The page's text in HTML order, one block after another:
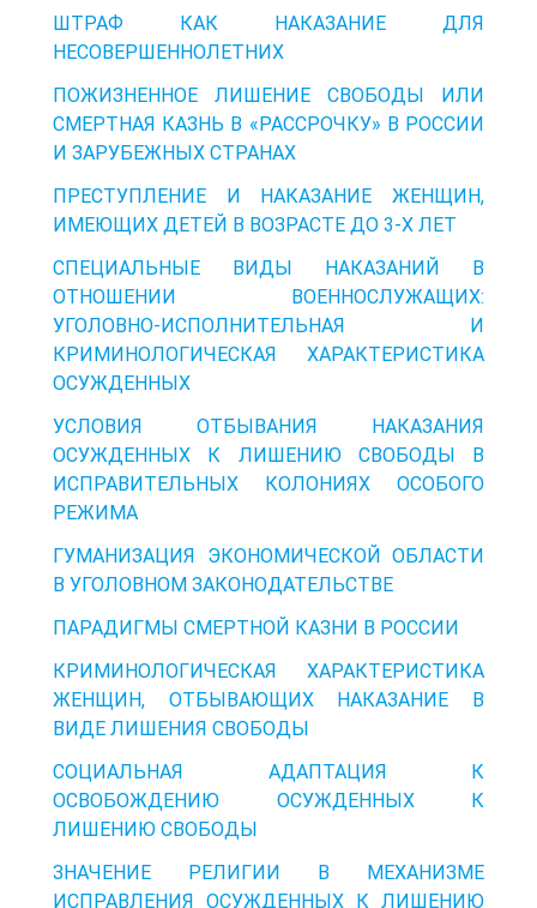
ШТРАФ КАК НАКАЗАНИЕ ДЛЯ
НЕСОВЕРШЕННОЛЕТНИХ
ПОЖИЗНЕННОЕ ЛИШЕНИЕ СВОБОДЫ ИЛИ
СМЕРТНАЯ КАЗНЬ В «РАССРОЧКУ» В РОССИИ
И ЗАРУБЕЖНЫХ СТРАНАХ
ПРЕСТУПЛЕНИЕ И НАКАЗАНИЕ ЖЕНЩИН,
ИМЕЮЩИХ ДЕТЕЙ В ВОЗРАСТЕ ДО 3-Х ЛЕТ
СПЕЦИАЛЬНЫЕ ВИДЫ НАКАЗАНИЙ В
ОТНОШЕНИИ ВОЕННОСЛУЖАЩИХ:
УГОЛОВНО-ИСПОЛНИТЕЛЬНАЯ И
КРИМИНОЛОГИЧЕСКАЯ ХАРАКТЕРИСТИКА
ОСУЖДЕННЫХ
УСЛОВИЯ ОТБЫВАНИЯ НАКАЗАНИЯ
ОСУЖДЕННЫХ К ЛИШЕНИЮ СВОБОДЫ В
ИСПРАВИТЕЛЬНЫХ КОЛОНИЯХ ОСОБОГО
РЕЖИМА
ГУМАНИЗАЦИЯ ЭКОНОМИЧЕСКОЙ ОБЛАСТИ
В УГОЛОВНОМ ЗАКОНОДАТЕЛЬСТВЕ
ПАРАДИГМЫ СМЕРТНОЙ КАЗНИ В РОССИИ
КРИМИНОЛОГИЧЕСКАЯ ХАРАКТЕРИСТИКА
ЖЕНЩИН, ОТБЫВАЮЩИХ НАКАЗАНИЕ В
ВИДЕ ЛИШЕНИЯ СВОБОДЫ
СОЦИАЛЬНАЯ АДАПТАЦИЯ К
ОСВОБОЖДЕНИЮ ОСУЖДЕННЫХ К
ЛИШЕНИЮ СВОБОДЫ
ЗНАЧЕНИЕ РЕЛИГИИ В МЕХАНИЗМЕ
ИСПРАВЛЕНИЯ ОСУЖДЕННЫХ К ЛИШЕНИЮ